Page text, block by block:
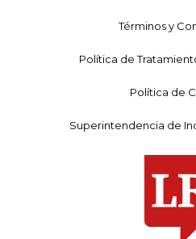
Términos y
Política de
Política de
Superintendencia de